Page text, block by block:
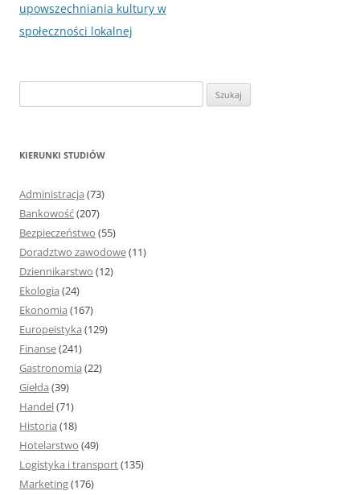
upowszechniania kultury w
społeczności lokalnej
z
KIERUNKI STUDIÓW
Administracja (73)
Bankowość(207)
Bezpieczeństwo (55)
Doradztwo zawodowe(11)
Dziennikarstwo (12)
Ekologia (24)
Ekonomia (167)
Europeistyka (129)
Finanse(241)
Gastronomia (22)
Giełda (39)
Handel(71)
Historia (18)
Hotelarstwo (49)
Logistyka i transport(135)
Marketing(176)